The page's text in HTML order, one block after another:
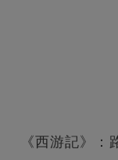
《西游記》